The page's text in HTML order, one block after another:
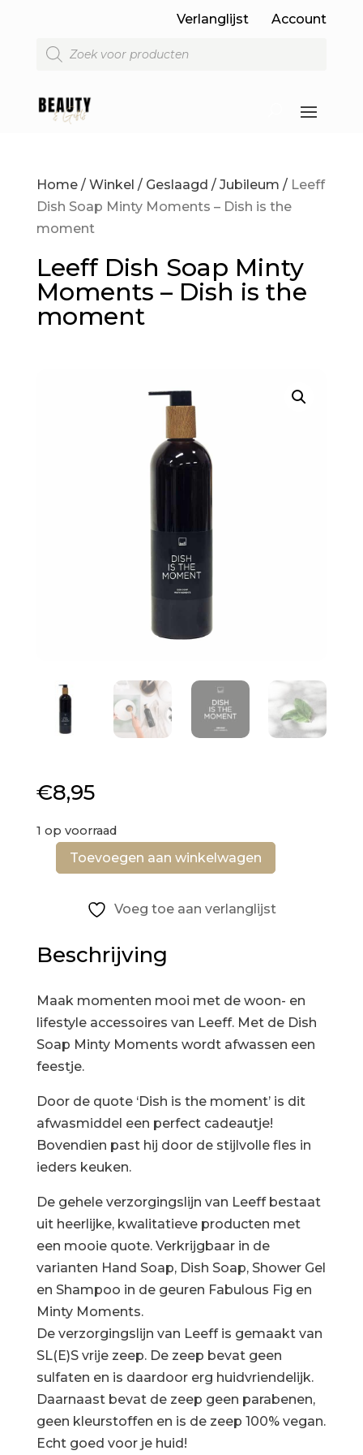
Verlanglijst
Account
Producten
zoeken
Home/ Winkel / Geslaagd / Jubileum / Leeff
Dish Soap Minty Moments – Dish is the
moment
Leeff Dish Soap Minty
Moments – Dish is the
moment
€8,95
1 op voorraad
Leeff
Moments
Dish
is
the
moment
Toevoegen aan winkelwagen
Voeg toe aan verlanglijst
Beschrijving
Maak momenten mooi met de woon- en
lifestyle accessoires van Leeff. Met de Dish
Soap Minty Moments wordt afwassen een
feestje.
Door de quote ‘Dish is the moment’ is dit
afwasmiddel een perfect cadeautje!
Bovendien past hij door de stijlvolle fles in
ieders keuken.
De gehele verzorgingslijn van Leeff bestaat
uit heerlijke, kwalitatieve producten met
een mooie quote. Verkrijgbaar in de
varianten Hand Soap, Dish Soap, Shower Gel
en Shampoo in de geuren Fabulous Fig en
Minty Moments.
De verzorgingslijn van Leeff is gemaakt van
SL(E)S vrije zeep. De zeep bevat geen
sulfaten en is daardoor erg huidvriendelijk.
Daarnaast bevat de zeep geen parabenen,
geen kleurstoffen en is de zeep 100% vegan.
Echt goed voor je huid!